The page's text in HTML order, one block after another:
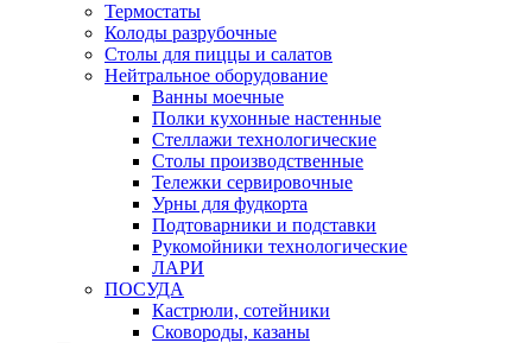
Термостаты
Колоды разрубочные
Столы для пиццы и салатов
Нейтральное оборудование
Ванны моечные
Полки кухонные настенные
Стеллажи технологические
Столы производственные
Тележки сервировочные
Урны для фудкорта
Подтоварники и подставки
Рукомойники технологические
ЛАРИ
ПОСУДА
Кастрюли, сотейники
Сковороды, казаны